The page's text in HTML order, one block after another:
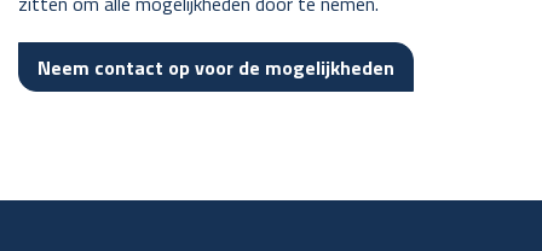
Neem contact op voor de mogelijkheden